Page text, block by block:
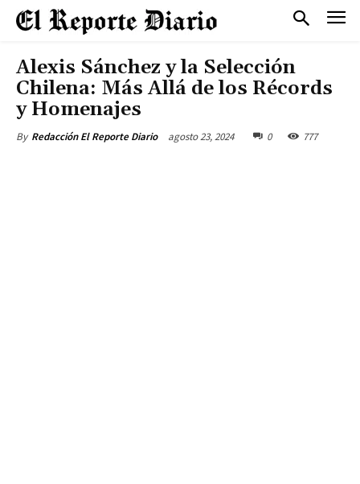
Alexis Sánchez y la Selección
Chilena: Más Allá de los Récords
y Homenajes
By Redacción El Reporte Diario agosto 23, 2024 0 777